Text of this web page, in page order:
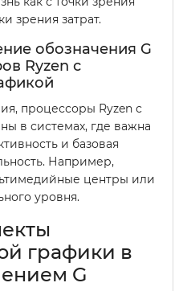
зрения затрат.
обозначения G
Ryzen с
процессоры Ryzen с
в системах, где важна
и базовая
Например,
центры или
уровня.
графики в
G